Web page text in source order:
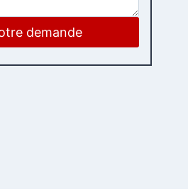
demande